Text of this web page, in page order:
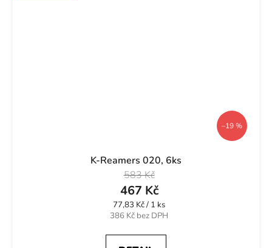
–19 %
K-Reamers 020, 6ks
386 Kč bez DPH
467 Kč
583 Kč
Měrná
cena:
77,83 Kč / 1 ks